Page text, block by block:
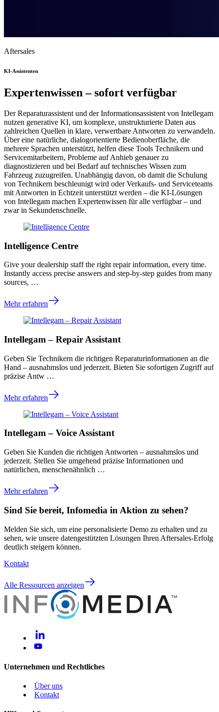
Aftersales
KI-Assistenten
Expertenwissen – sofort verfügbar
Der Reparaturassistent und der Informationsassistent von Intellegam
nutzen generative KI, um komplexe, unstrukturierte Daten aus
zahlreichen Quellen in klare, verwertbare Antworten zu verwandeln.
Über eine natürliche, dialogorientierte Bedienoberfläche, die
mehrere Sprachen unterstützt, helfen diese Tools Technikern und
Servicemitarbeitern, Probleme auf Anhieb genauer zu
diagnostizieren und bei Bedarf auf technisches Wissen zum
Fahrzeug zuzugreifen. Unabhängig davon, ob damit die Schulung
von Technikern beschleunigt wird oder Verkaufs- und Serviceteams
mit Antworten in Echtzeit unterstützt werden – die KI-Lösungen
von Intellegam machen Expertenwissen für alle verfügbar – und
zwar in Sekundenschnelle.
Intelligence Centre
Give your dealership staff the right repair information, every time.
Instantly access precise answers and step-by-step guides from many
sources, …
Mehr erfahren
Intellegam – Repair Assistant
Geben Sie Technikern die richtigen Reparaturinformationen an die
Hand – ausnahmslos und jederzeit. Bieten Sie sofortigen Zugriff auf
präzise Antw …
Mehr erfahren
Intellegam – Voice Assistant
Geben Sie Kunden die richtigen Antworten – ausnahmslos und
jederzeit. Stellen Sie umgehend präzise Informationen und
natürlichen, menschenähnlich …
Mehr erfahren
Sind Sie bereit, Infomedia in Aktion zu sehen?
Melden Sie sich, um eine personalisierte Demo zu erhalten und zu
sehen, wie unsere datengestützten Lösungen Ihren Aftersales-Erfolg
deutlich steigern können.
Kontakt
Alle Ressourcen anzeigen
Unternehmen und Rechtliches
Über uns
Kontakt